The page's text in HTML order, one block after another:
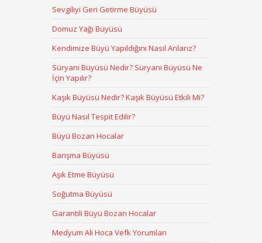
Sevgiliyi Geri Getirme Büyüsü
Domuz Yağı Büyüsü
Kendimize Büyü Yapıldığını Nasıl Anlarız?
Süryani Büyüsü Nedir? Süryani Büyüsü Ne
İçin Yapılır?
Kaşık Büyüsü Nedir? Kaşık Büyüsü Etkili Mi?
Büyü Nasıl Tespit Edilir?
Büyü Bozan Hocalar
Barışma Büyüsü
Aşık Etme Büyüsü
Soğutma Büyüsü
Garantili Büyü Bozan Hocalar
Medyum Ali Hoca Vefk Yorumları